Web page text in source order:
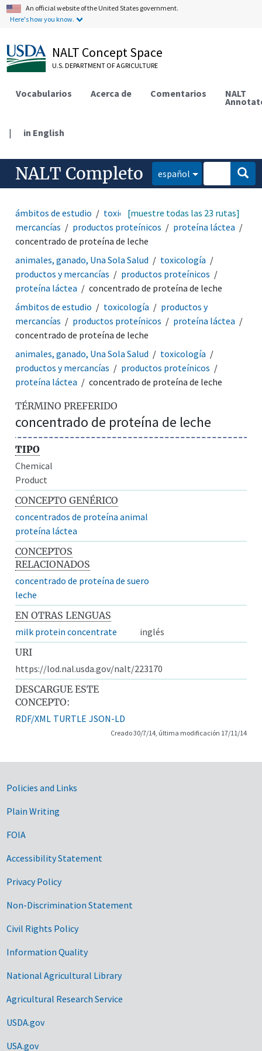
An official website of the United States government.
Here's how you know.
NALT Concept Space
U.S. DEPARTMENT OF AGRICULTURE
Vocabularios Acerca de Comentarios NALT
| in English
NALT Completo español
ámbitos de estudio toxicología
productos y
mercancías
productos proteínicos
proteína láctea
concentrado de proteína de leche
[muestre todas las 23 rutas]
animales, ganado, Una Sola Salud
toxicología
productos y mercancías
productos proteínicos
proteína láctea
concentrado de proteína de leche
ámbitos de estudio
toxicología
productos y
mercancías
productos proteínicos
proteína láctea
concentrado de proteína de leche
animales, ganado, Una Sola Salud
toxicología
productos y mercancías
productos proteínicos
proteína láctea
concentrado de proteína de leche
TÉRMINO PREFERIDO
concentrado de proteína de leche
TIPO
Chemical
Product
CONCEPTO GENÉRICO
concentrados de proteína animal
proteína láctea
CONCEPTOS
RELACIONADOS
concentrado de proteína de suero
leche
EN OTRAS LENGUAS
milk protein concentrate
inglés
URI
https://lod.nal.usda.gov/nalt/223170
DESCARGUE ESTE
CONCEPTO:
RDF/XML TURTLE JSON-LD
Creado 30/7/14, última modificación 17/11/14
Government Links
Policies and Links
Plain Writing
FOIA
Accessibility Statement
Privacy Policy
Non-Discrimination Statement
Civil Rights Policy
Information Quality
National Agricultural Library
Agricultural Research Service
USDA.gov
USA.gov